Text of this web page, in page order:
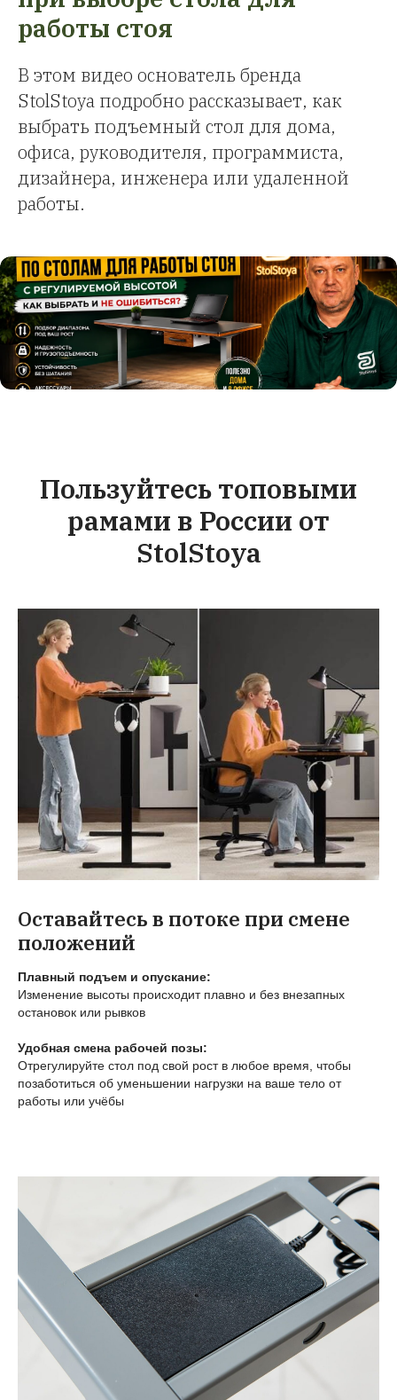
работы стоя
В этом видео основатель бренда
StolStoya подробно рассказывает, как
выбрать подъемный стол для дома,
офиса, руководителя, программиста,
дизайнера, инженера или удаленной
работы.
Пользуйтесь топовыми
рамами в России от
StolStoya
Оставайтесь в потоке при смене
положений
Плавный подъем и опускание:
Изменение высоты происходит плавно и без внезапных
остановок или рывков
Удобная смена рабочей позы:
Отрегулируйте стол под свой рост в любое время, чтобы
позаботиться об уменьшении нагрузки на ваше тело от
работы или учёбы